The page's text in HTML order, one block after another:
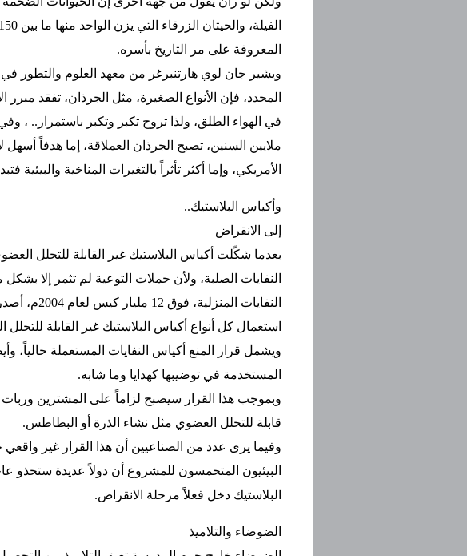
المعروفة على مر التاريخ بأسره.
ويشير جان لوي هارتنبرغر من معهد العلوم والتطور
المحدد، فإن الأنواع الصغيرة، مثل الجرذان، تفقد
في الهواء الطلق، ولذا تروح تكبر وتكبر باستمرار.. ،
ملايين السنين، تصبح الجرذان العملاقة، إما هدفاً
الأمريكي، وإما أكثر تأثراً بالتغيرات المناخية والبيئية
وأكياس البلاستيك..
إلى الانقراض
بعدما شكّلت أكياس البلاستيك غير القابلة للتحلل
النفايات الصلبة، ولأن حملات التوعية لم تثمر إلا
النفايات
استعمال كل أنواع أكياس البلاستيك غير القابلة للتحلل
ويشمل قرار المنع أكياس النفايات المستعملة حالياً،
المستخدمة في توضيبها كهدايا وما شابه.
وبموجب هذا القرار سيصبح لزاماً على المشترين
قابلة للتحلل العضوي مثل نشاء الذرة أو البطاطس.
وفيما يرى عدد من الصناعيين أن هذا القرار غير
البيئيون المتحمسون للمشروع أن دولاً عديدة ستحذو
البلاستيك دخل فعلاً مرحلة الانقراض.
الضوضاء والتلاميذ